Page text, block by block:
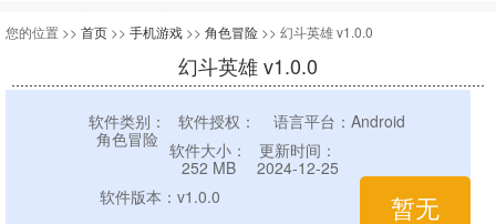
您的位置 >> 首页 >> 手机游戏 >> 角色冒险 >> 幻斗英雄 v1.0.0
幻斗英雄 v1.0.0
软件类别：
角色冒险
软件授权：
语言平台：Android
软件大小：
252 MB
更新时间：
2024-12-25
软件版本：v1.0.0
暂无